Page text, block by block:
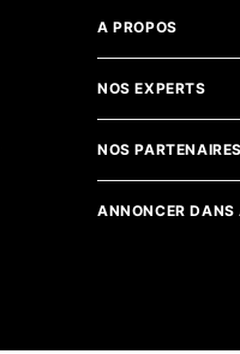
A PROPOS
NOS EXPERTS
NOS PARTENAIRES
ANNONCER